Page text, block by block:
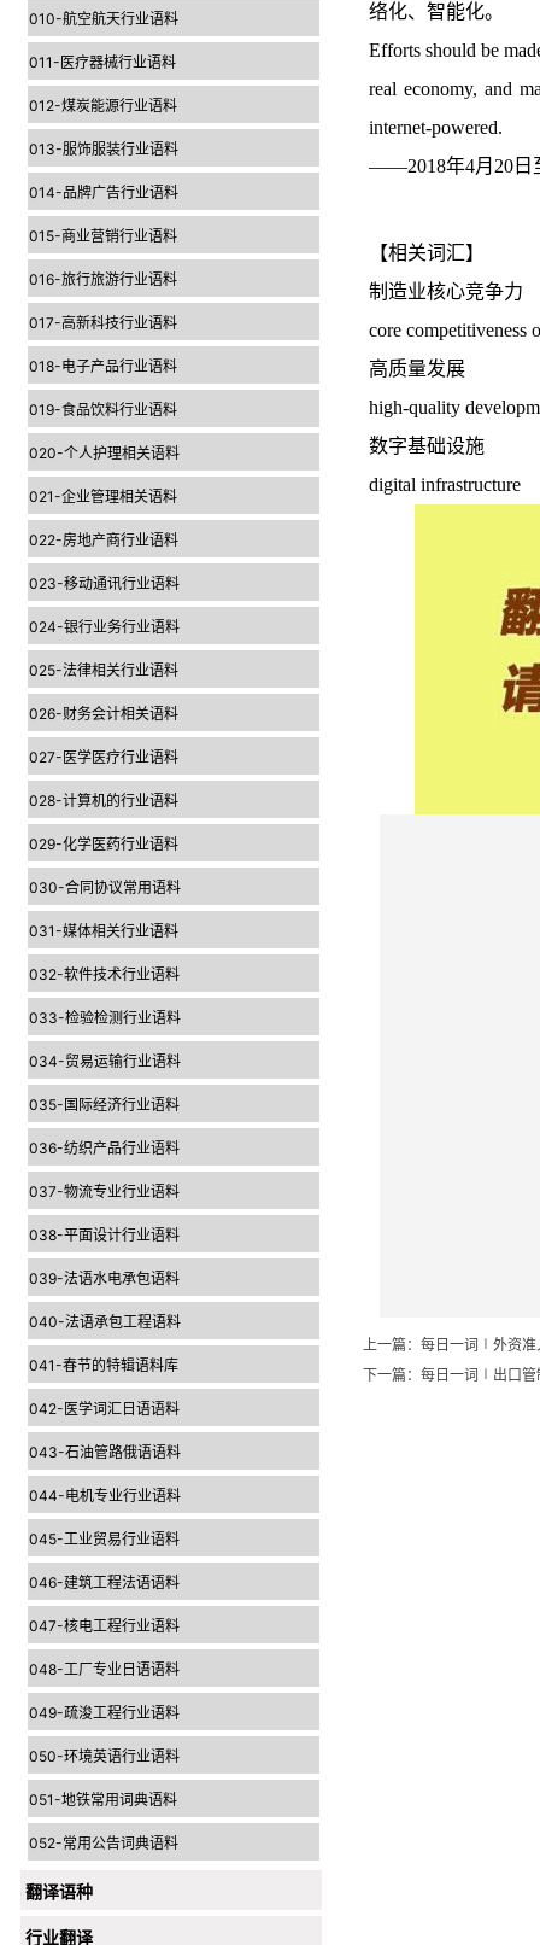
010-航空航天行业语料
011-医疗器械行业语料
012-煤炭能源行业语料
013-服饰服装行业语料
014-品牌广告行业语料
015-商业营销行业语料
016-旅行旅游行业语料
017-高新科技行业语料
018-电子产品行业语料
019-食品饮料行业语料
020-个人护理相关语料
021-企业管理相关语料
022-房地产商行业语料
023-移动通讯行业语料
024-银行业务行业语料
025-法律相关行业语料
026-财务会计相关语料
027-医学医疗行业语料
028-计算机的行业语料
029-化学医药行业语料
030-合同协议常用语料
031-媒体相关行业语料
032-软件技术行业语料
033-检验检测行业语料
034-贸易运输行业语料
035-国际经济行业语料
036-纺织产品行业语料
037-物流专业行业语料
038-平面设计行业语料
039-法语水电承包语料
040-法语承包工程语料
041-春节的特辑语料库
042-医学词汇日语语料
043-石油管路俄语语料
044-电机专业行业语料
045-工业贸易行业语料
046-建筑工程法语语料
047-核电工程行业语料
048-工厂专业日语语料
049-疏浚工程行业语料
050-环境英语行业语料
051-地铁常用词典语料
052-常用公告词典语料
翻译语种
行业翻译
络化、智能化。
Efforts should be
real economy, and
internet-powered.
——2018年4月20日
【相关词汇】
制造业核心竞争力
core competitiveness
高质量发展
high-quality
数字基础设施
digital infrastructure
上一篇： 每日一词∣外资准
下一篇： 每日一词∣出口